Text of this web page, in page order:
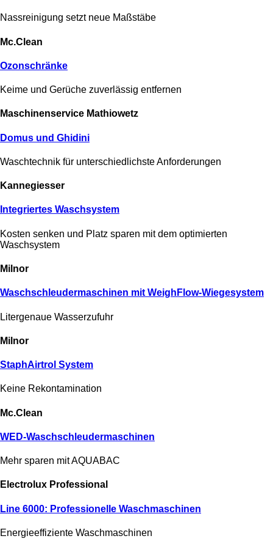
Nassreinigung setzt neue Maßstäbe
Mc.Clean
Ozonschränke
Keime und Gerüche zuverlässig entfernen
Maschinen­­­­service Mathiowetz
Domus und Ghidini
Waschtechnik für unterschiedlichste Anforderungen
Kannegiesser
Integriertes Waschsystem
Kosten senken und Platz sparen mit dem optimierten
Waschsystem
Milnor
Wasch­­schleuder­­maschinen mit WeighFlow-Wiegesystem
Litergenaue Wasserzufuhr
Milnor
StaphAirtrol System
Keine Rekontamination
Mc.Clean
WED-Wasch­­­schleude­r­­maschinen
Mehr sparen mit AQUABAC
Electrolux Professional
Line 6000: Professionelle Waschmaschinen
Energieeffiziente Waschmaschinen